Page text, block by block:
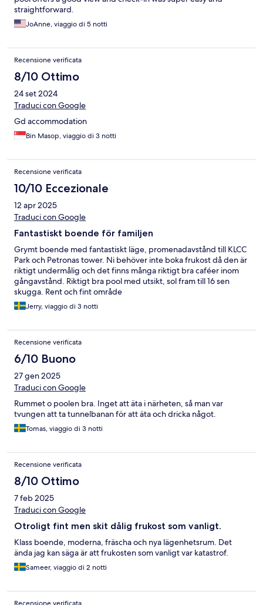
straightforward.
JoAnne, viaggio di 5 notti
Recensione verificata
8/10 Ottimo
24 set 2024
Traduci con Google
Gd accommodation
Bin Masop, viaggio di 3 notti
Recensione verificata
10/10 Eccezionale
12 apr 2025
Traduci con Google
Fantastiskt boende för familjen
Grymt boende med fantastiskt läge, promenadavstånd till KLCC
Park och Petronas tower. Ni behöver inte boka frukost då den är
riktigt undermålig och det finns många riktigt bra caféer inom
gångavstånd. Riktigt bra pool med utsikt, sol fram till 16 sen
skugga. Rent och fint område
Jerry, viaggio di 3 notti
Recensione verificata
6/10 Buono
27 gen 2025
Traduci con Google
Rummet o poolen bra. Inget att äta i närheten, så man var
tvungen att ta tunnelbanan för att äta och dricka något.
Tomas, viaggio di 3 notti
Recensione verificata
8/10 Ottimo
7 feb 2025
Traduci con Google
Otroligt fint men skit dålig frukost som vanligt.
Klass boende, moderna, fräscha och nya lägenhetsrum. Det
ända jag kan säga är att frukosten som vanligt var katastrof.
Sameer, viaggio di 2 notti